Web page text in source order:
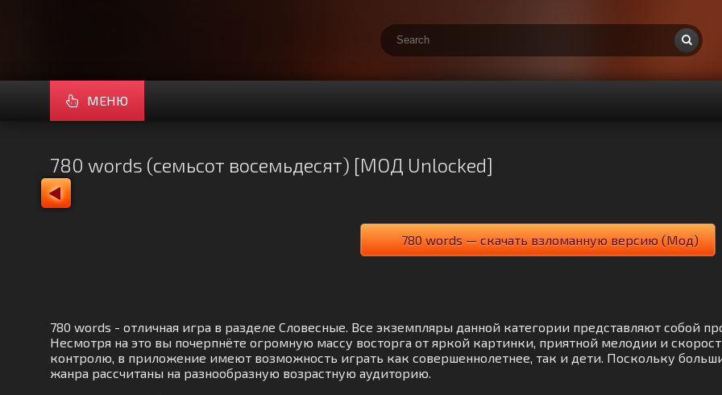
МЕНЮ
780 words (семьсот восемьдесят) [МОД Unlocked]
780 words — скачать взломанную версию (Мод)
780 words - отличная игра в разделе Словесные. Все экземпляры данной категории представляют собой
Несмотря на это вы почерпнёте огромную массу восторга от яркой картинки, приятной мелодии и
контролю, в приложение имеют возможность играть как совершеннолетнее, так и дети. Поскольку
жанра рассчитаны на разнообразную возрастную аудиторию.